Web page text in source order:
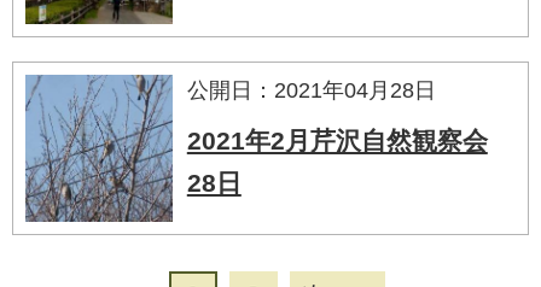
公開日：2021年04月28日
2021年2月芹沢自然観察会
28日